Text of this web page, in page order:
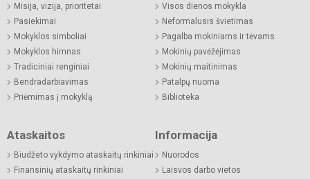
Misija, vizija, prioritetai
Pasiekimai
Mokyklos simboliai
Mokyklos himnas
Tradiciniai renginiai
Bendradarbiavimas
Priėmimas į mokyklą
Visos dienos mokykla
Neformalusis švietimas
Pagalba mokiniams ir tėvams
Mokinių pavėžėjimas
Mokinių maitinimas
Patalpų nuoma
Biblioteka
Ataskaitos
Biudžeto vykdymo ataskaitų rinkiniai
Finansinių ataskaitų rinkiniai
Informacija
Nuorodos
Laisvos darbo vietos